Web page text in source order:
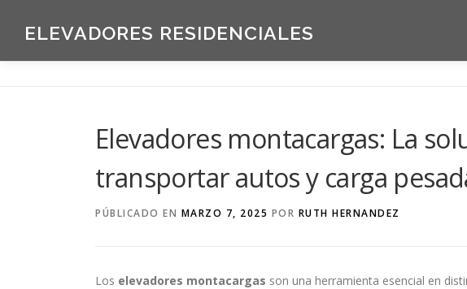
ELEVADORES RESIDENCIALES
Elevadores montacargas: La
transportar autos y carga
PÚBLICADO EN MARZO 7, 2025 POR RUTH HERNANDEZ
Los elevadores montacargas son una herramienta esencial en